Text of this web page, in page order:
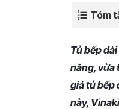
Tóm
Tủ bếp
năng, vừa
giá tủ bếp
này,